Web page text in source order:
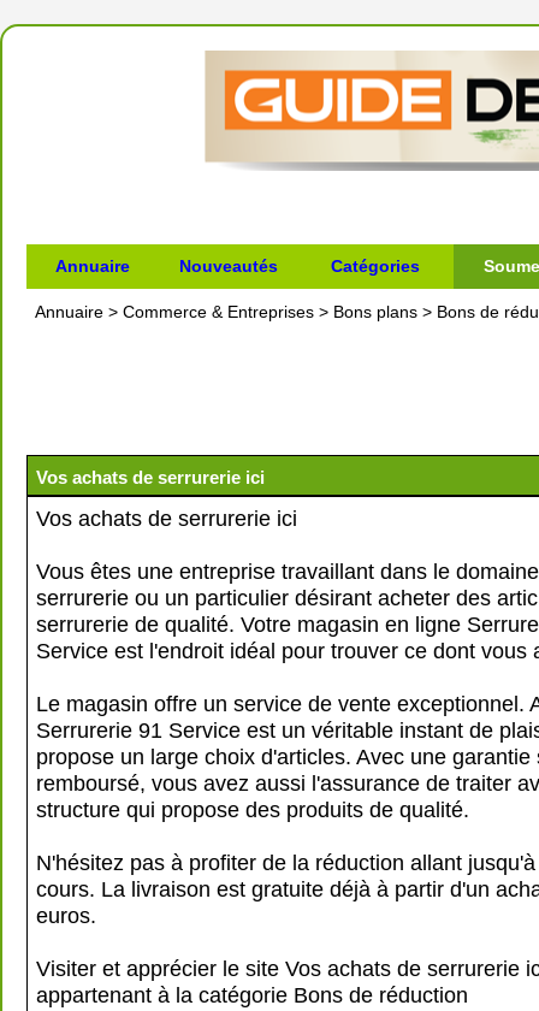
Annuaire Nouveautés Catégories
Annuaire > Commerce & Entreprises > Bons plans > Bons de
Vos achats de serrurerie ici
Vos achats de serrurerie ici
Vous êtes une entreprise travaillant dans le
serrurerie ou un particulier désirant acheter des
serrurerie de qualité. Votre magasin en ligne
Service est l'endroit idéal pour trouver ce dont vous
Le magasin offre un service de vente exceptionnel.
Serrurerie 91 Service est un véritable instant de
propose un large choix d'articles. Avec une garantie
remboursé, vous avez aussi l'assurance de traiter
structure qui propose des produits de qualité.
N'hésitez pas à profiter de la réduction allant
cours. La livraison est gratuite déjà à partir d'un
euros.
Visiter et apprécier le site Vos achats de serrurerie
appartenant à la catégorie Bons de réduction